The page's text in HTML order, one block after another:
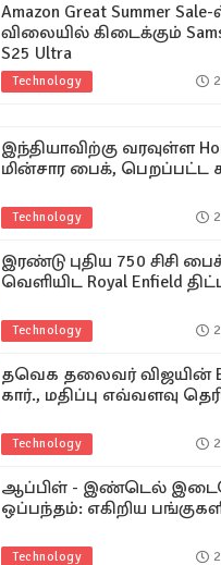
Amazon Great Summer
விலையில் கிடைக்கும்
S25 Ultra
Technology
இந்தியாவிற்கு வரவுள்ள
மின்சார பைக், பெறப்பட்ட
Technology
இரண்டு புதிய 750 சிசி
வெளியிட Royal Enfield
Technology
தவெக தலைவர் விஜயின்
கார்., மதிப்பு எவ்வளவு
Technology
ஆப்பிள் - இண்டெல்
ஒப்பந்தம்: எகிறிய
Technology